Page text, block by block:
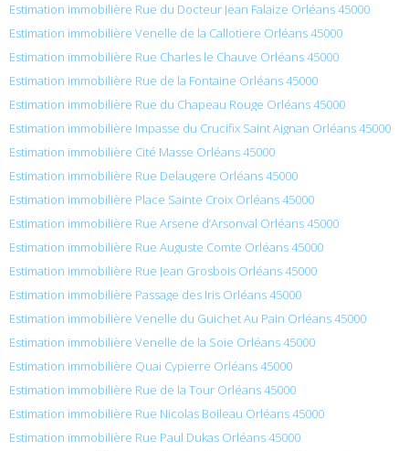
Estimation immobilière Rue du Docteur Jean Falaize Orléans 45000
Estimation immobilière Venelle de la Callotiere Orléans 45000
Estimation immobilière Rue Charles le Chauve Orléans 45000
Estimation immobilière Rue de la Fontaine Orléans 45000
Estimation immobilière Rue du Chapeau Rouge Orléans 45000
Estimation immobilière Impasse du Crucifix Saint Aignan Orléans 45000
Estimation immobilière Cité Masse Orléans 45000
Estimation immobilière Rue Delaugere Orléans 45000
Estimation immobilière Place Sainte Croix Orléans 45000
Estimation immobilière Rue Arsene d’Arsonval Orléans 45000
Estimation immobilière Rue Auguste Comte Orléans 45000
Estimation immobilière Rue Jean Grosbois Orléans 45000
Estimation immobilière Passage des Iris Orléans 45000
Estimation immobilière Venelle du Guichet Au Pain Orléans 45000
Estimation immobilière Venelle de la Soie Orléans 45000
Estimation immobilière Quai Cypierre Orléans 45000
Estimation immobilière Rue de la Tour Orléans 45000
Estimation immobilière Rue Nicolas Boileau Orléans 45000
Estimation immobilière Rue Paul Dukas Orléans 45000